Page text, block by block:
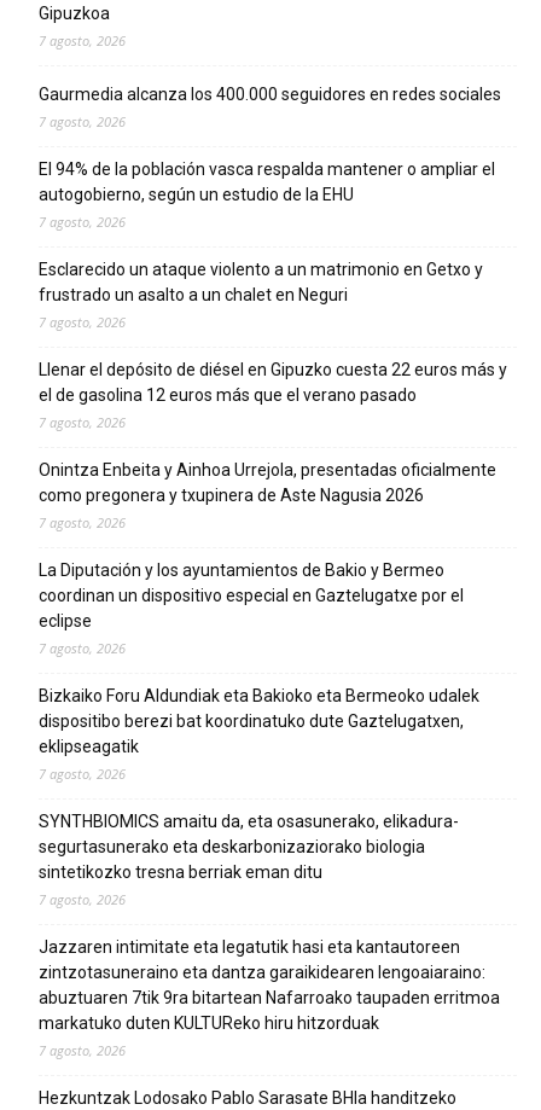
Gipuzkoa
7 agosto, 2026
Gaurmedia alcanza los 400.000 seguidores en redes sociales
7 agosto, 2026
El 94% de la población vasca respalda mantener o ampliar el
autogobierno, según un estudio de la EHU
7 agosto, 2026
Esclarecido un ataque violento a un matrimonio en Getxo y
frustrado un asalto a un chalet en Neguri
7 agosto, 2026
Llenar el depósito de diésel en Gipuzko cuesta 22 euros más y
el de gasolina 12 euros más que el verano pasado
7 agosto, 2026
Onintza Enbeita y Ainhoa Urrejola, presentadas oficialmente
como pregonera y txupinera de Aste Nagusia 2026
7 agosto, 2026
La Diputación y los ayuntamientos de Bakio y Bermeo
coordinan un dispositivo especial en Gaztelugatxe por el
eclipse
7 agosto, 2026
Bizkaiko Foru Aldundiak eta Bakioko eta Bermeoko udalek
dispositibo berezi bat koordinatuko dute Gaztelugatxen,
eklipseagatik
7 agosto, 2026
SYNTHBIOMICS amaitu da, eta osasunerako, elikadura-
segurtasunerako eta deskarbonizaziorako biologia
sintetikozko tresna berriak eman ditu
7 agosto, 2026
Jazzaren intimitate eta legatutik hasi eta kantautoreen
zintzotasuneraino eta dantza garaikidearen lengoaiaraino:
abuztuaren 7tik 9ra bitartean Nafarroako taupaden erritmoa
markatuko duten KULTUReko hiru hitzorduak
7 agosto, 2026
Hezkuntzak Lodosako Pablo Sarasate BHIa handitzeko